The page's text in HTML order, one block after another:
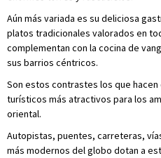
Aún más variada es su deliciosa
platos tradicionales valorados en
complementan con la cocina de
sus barrios céntricos.
Son estos contrastes los que
turísticos más atractivos para los
oriental.
Autopistas, puentes, carreteras,
más modernos del globo dotan a